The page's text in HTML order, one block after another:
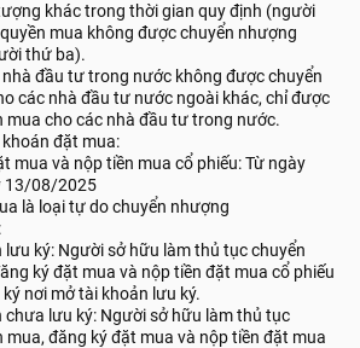
khác trong thời gian quy định (người
mua không được chuyển nhượng
thứ ba).
đầu tư trong nước không được chuyển
các nhà đầu tư nước ngoài khác, chỉ được
mua cho các nhà đầu tư trong nước.
đặt mua:
mua và nộp tiền mua cổ phiếu: Từ ngày
13/08/2025
là loại tự do chuyển nhượng
ký: Người sở hữu làm thủ tục chuyển
ký đặt mua và nộp tiền đặt mua cổ phiếu
nơi mở tài khoản lưu ký.
chưa lưu ký: Người sở hữu làm thủ tục
đăng ký đặt mua và nộp tiền đặt mua